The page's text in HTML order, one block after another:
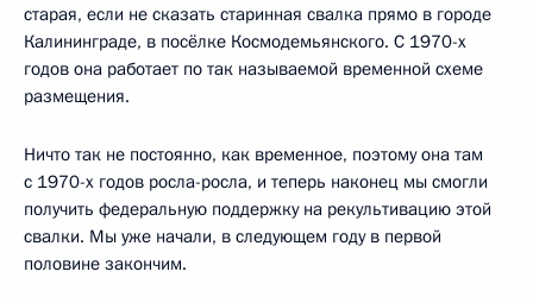
старая, если не сказать старинная свалка прямо в городе
Калининграде, в посёлке Космодемьянского. С 1970-х
годов она работает по так называемой временной схеме
размещения.
Ничто так не постоянно, как временное, поэтому она там
с 1970-х годов росла-росла, и теперь наконец мы смогли
получить федеральную поддержку на рекультивацию этой
свалки. Мы уже начали, в следующем году в первой
половине закончим.